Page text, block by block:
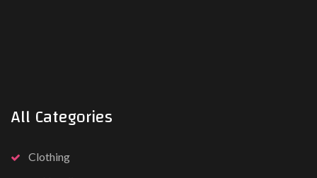
All Categories
Clothing